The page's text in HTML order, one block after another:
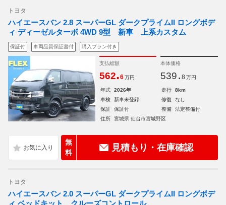
トヨタ
ハイエースバン 2.8 スーパーGL ダークプライムII ロングボデ
ィ ディーゼルターボ 4WD 9型 新車 上系カスタム
保証付 車両品質保証書付 購入プラン付き
支払総額
562.6 万円
本体価格
539. 8 万円
年式 2026年 走行
8km
車検
新車未登録 修復
なし
保証
保証付 整備
法定整備付
住所
宮城県 仙台市宮城野区
無
料
見積もり・在庫確認
トヨタ
ハイエースバン 2.0 スーパーGL ダークプライムII ロングボデ